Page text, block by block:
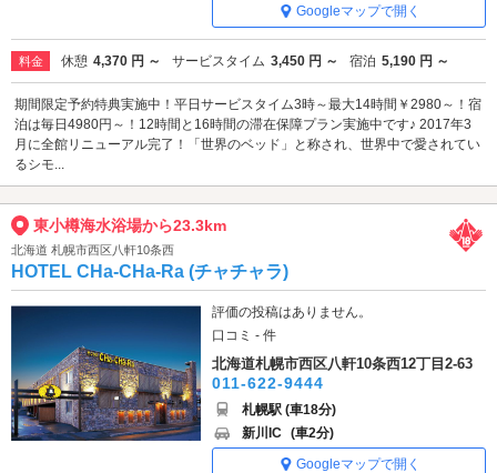
Googleマップで開く
料金 休憩 4,370 円 ～ サービスタイム 3,450 円 ～ 宿泊 5,190 円 ～
期間限定予約特典実施中！平日サービスタイム3時～最大14時間￥2980～！宿
泊は毎日4980円～！12時間と16時間の滞在保障プラン実施中です♪ 2017年3
月に全館リニューアル完了！「世界のベッド」と称され、世界中で愛されてい
るシモ...
東小樽海水浴場から23.3km
北海道 札幌市西区八軒10条西
HOTEL CHa-CHa-Ra (チャチャラ)
評価の投稿はありません。
口コミ - 件
北海道札幌市西区八軒10条西12丁目2-63
011-622-9444
札幌駅 (車18分)
新川IC (車2分)
Googleマップで開く